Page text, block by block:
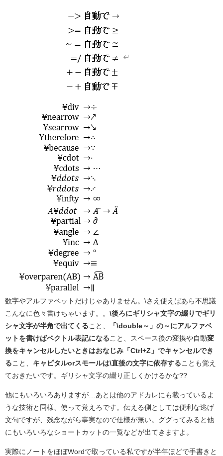
数字やアルファベットだけじゃありません。\さえ使えばあら不思議
こんなに色々書けちゃいます。。 \後ろにギリシャ文字の綴りでギリ
シャ文字が半角で出てくる こと、
「\double～」の～にアルファベ
ットを書けばベクトル表記になる こと、スペース後の変換や自動変
換をキャンセルしたいときはおなじみ「Ctrl+Z」でキャンセルでき
る こと、 キャピタルorスモールは\直後の文字に依存する ことも覚え
ておきたいです。ギリシャ文字の綴り正しくかけるかな??
他にもいろいろありますが…あとは他のアドカレにも載っているよ
うな技術と同様、使って覚えろです。伝える側としては便利な逃げ
文句ですが、残念ながら事実なので仕様が無い。ググってみると他
にもいろいろなショートカットの一覧などが出てきますよ。
実際にノートをほぼWordで取っている私ですが半年ほどで手書きと